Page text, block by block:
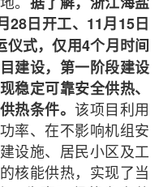
。 据了解，浙江海盐
28日开工、11月15日
仪式，仅用4个月时间
建设，第一阶段建设
稳定可靠安全供热、
热条件。该项目利用
率、在不影响机组安
设施、居民小区及工
核能供热，实现了当